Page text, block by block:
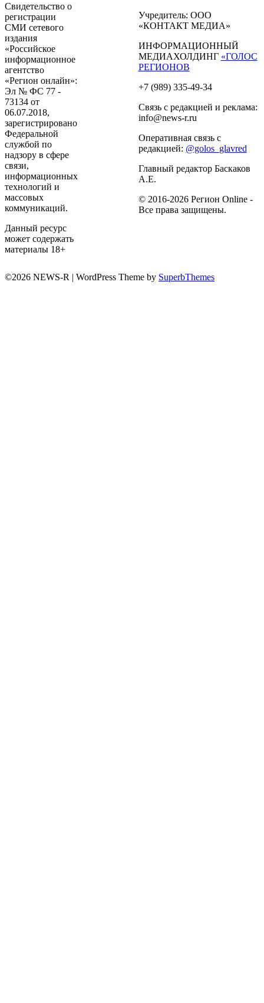
Свидетельство о
регистрации
СМИ сетевого
издания
«Российское
информационное
агентство
«Регион онлайн»:
Эл № ФС 77 -
73134 от
06.07.2018,
зарегистрировано
Федеральной
службой по
надзору в сфере
связи,
информационных
технологий и
массовых
коммуникаций.
Данный ресурс
может содержать
материалы 18+
Учредитель: ООО
«КОНТАКТ МЕДИА»
ИНФОРМАЦИОННЫЙ
МЕДИАХОЛДИНГ «ГОЛОС
РЕГИОНОВ
+7 (989) 335-49-34
Связь с редакцией и реклама:
info@news-r.ru
Оперативная связь с
редакцией: @golos_glavred
Главный редактор Баскаков
А.Е.
© 2016-2026 Регион Online -
Все права защищены.
©2026 NEWS-R | WordPress Theme by SuperbThemes